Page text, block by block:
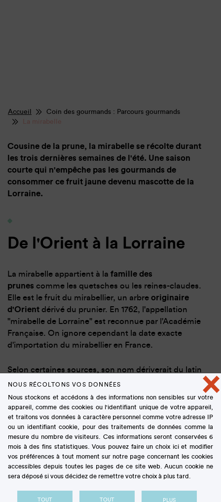
Accueil
Coin des gourmands : Parcours gourmands
La mirabelle
Cousine de la prune, la mirabelle se récolte durant
les trois dernières semaines de l'été. Une saison
courte qui n'empêche pas les gourmands de
consommer ce fruit jaune devenu mascotte de la
Lorraine.
De l'Orient à la Lorraine
La mirabelle appartient à la famille des
prunes comme les quetsches ou les reines-claudes.
Elle est le fruit du mirabellier, un arbre originaire
d'Orient dérivé du prunier. En 1762, l'appellation
"mirabelle de Lorraine" est reconnue par l'Académie
Française. On ignore cependant la date exacte
d'importation du mirabellier en France.
Selon certaines sources, son nom dériverait du latin
"mirabilis" qui signifie "belle à voir". Pour d'autres, il
est lié à l'histoire de Mirabel, fonctionnaire de Metz
qui a œuvré pour le développement de la culture du
fruit. On parle également de la ville de Mirabeau,
située non loin d'Aix en Provence, dans le sud de la
France.
Depuis, c'est enLorraineque sont cultivés70% des
mirabelles produites dans le monde, ainsi que 85%
de la production française annuelle !
×
NOUS RÉCOLTONS VOS DONNÉES
Nous stockons et accédons à des informations non sensibles sur votre
appareil, comme des cookies ou l'identifiant unique de votre appareil,
et traitons vos données à caractère personnel comme votre adresse IP
ou un identifiant cookie, pour des traitements de données comme la
mesure du nombre de visiteurs. Ces informations seront conservées 6
mois à des fins statistiques. Vous pouvez faire un choix ici et modifier
vos préférences à tout moment sur notre page concernant les cookies
accessibles depuis toutes les pages de ce site web. Aucun cookie ne
sera déposé si vous décidez de remettre votre choix à plus tard.
TOUT
TOUT
PLUS